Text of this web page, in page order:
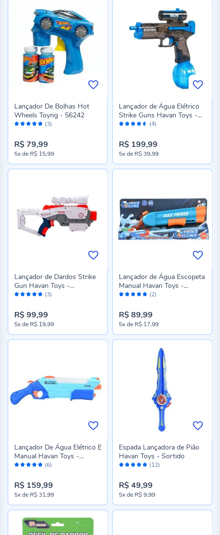
Avaliação: (3)
Lançador De Bolhas Hot
Wheels Toyng - 56242
R$ 79,99
5xde R$ 15,99
Avaliação: (4)
Lançador de Água Elétrico
Strike Guns Havan Toys -
HBR0902
R$ 199,99
5xde R$ 39,99
Avaliação: (3)
Lançador de Dardos Strike
Gun Havan Toys -
HBR0868
R$ 99,99
5xde R$ 19,99
Avaliação: (2)
Lançador de Água Escopeta
Manual Havan Toys -
Sortido
R$ 89,99
5xde R$ 17,99
Avaliação: (6)
Lançador De Água Elétrico E
Manual Havan Toys -
Sortido
R$ 159,99
5xde R$ 31,99
Avaliação: (12)
Espada Lançadora de Pião
Havan Toys - Sortido
R$ 49,99
5xde R$ 9,99